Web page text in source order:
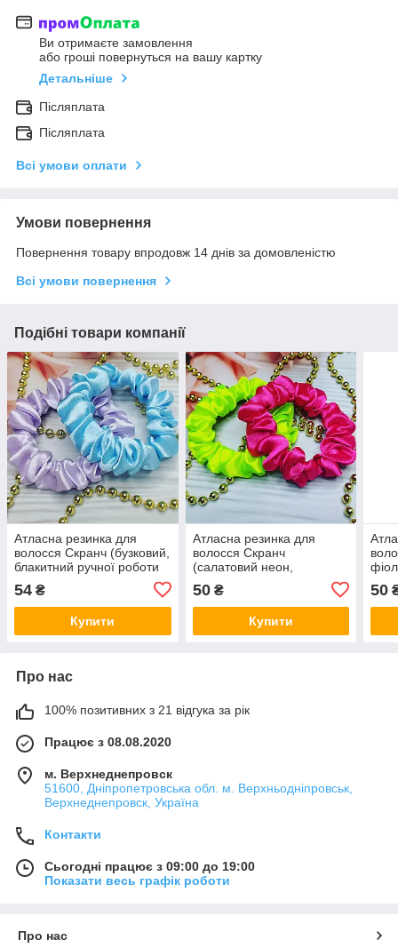
Ви отримаєте замовлення
або гроші повернуться на вашу картку
Детальніше
Післяплата
Післяплата
Всі умови оплати
Умови повернення
Повернення товару впродовж 14 днів за домовленістю
Всі умови повернення
Подібні товари компанії
Атласна резинка для
волосся Скранч (бузковий,
блакитний ручної роботи
жіночі прикраси на голову,
аксесуари)
54 ₴
Купити
Атласна резинка для
волосся Скранч
(салатовий неон,
малиновий ручної роботи,
прикраси на голову, модні
жіночі аксесуари)
50₴
Купити
50
Про нас
100% позитивних з 21 відгука за рік
Працює з 08.08.2020
м. Верхнеднепровск
51600, Дніпропетровська обл. м. Верхньодніпровськ,
Верхнеднепровск, Україна
Контакти
Сьогодні працює з 09:00 до 19:00
Показати весь графік роботи
Про нас